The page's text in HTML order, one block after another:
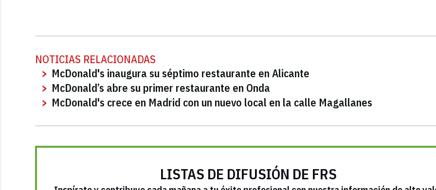
NOTICIAS RELACIONADAS
McDonald's inaugura su séptimo restaurante en Alicante
McDonald’s abre su primer restaurante en Onda
McDonald's crece en Madrid con un nuevo local en la calle Magallanes
LISTAS DE DIFUSIÓN DE FRS